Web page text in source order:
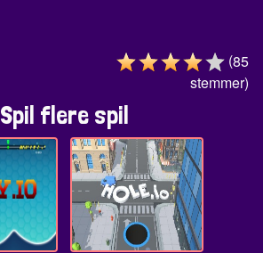
(85
stemmer)
Spil flere spil